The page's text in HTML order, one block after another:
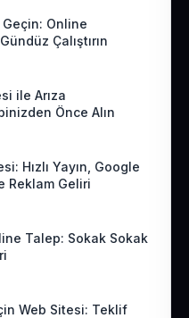
Online
Çalıştırın
ile Arıza
Önce Alın
Hızlı Yayın, Google
Reklam Geliri
Talep: Sokak Sokak
Web Sitesi: Teklif